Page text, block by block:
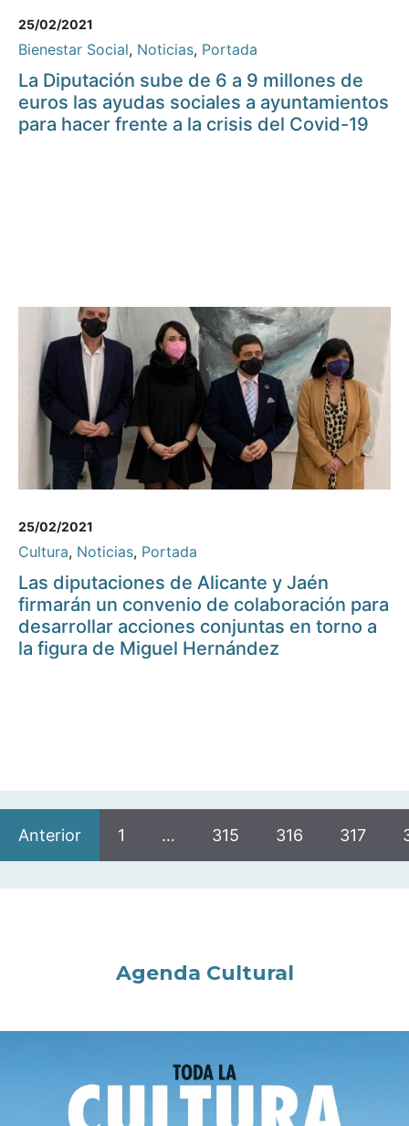
25/02/2021
Bienestar Social, Noticias, Portada
La Diputación sube de 6 a 9 millones de
euros las ayudas sociales a ayuntamientos
para hacer frente a la crisis del Covid-19
25/02/2021
Cultura, Noticias, Portada
Las diputaciones de Alicante y Jaén
firmarán un convenio de colaboración para
desarrollar acciones conjuntas en torno a
la figura de Miguel Hernández
Anterior 1 … 315 316 317
Agenda Cultural